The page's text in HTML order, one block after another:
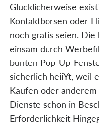
Glucklicherweise
Kontaktborsen oder
noch gratis seien.
einsam durch
bunten Pop-Up-
sicherlich heiiYt, weil
Kaufen oder
Dienste schon in
Erforderlichkeit